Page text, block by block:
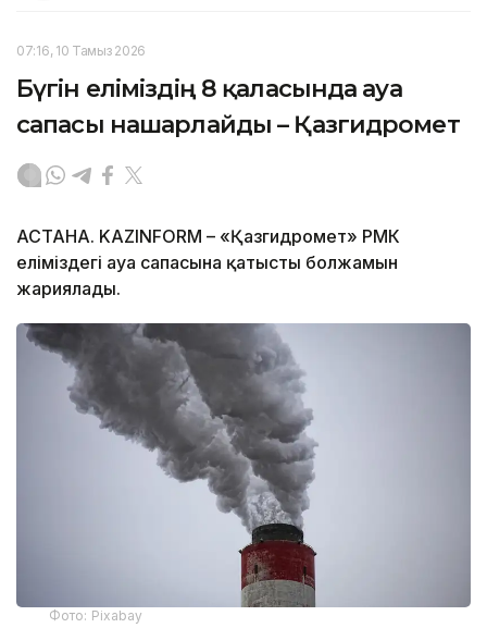
07:16, 10 Тамыз 2026
Бүгін еліміздің 8 қаласында ауа
сапасы нашарлайды – Қазгидромет
АСТАНА. KAZINFORM – «Қазгидромет» РМК
еліміздегі ауа сапасына қатысты болжамын
жариялады.
Фото: Pixabay